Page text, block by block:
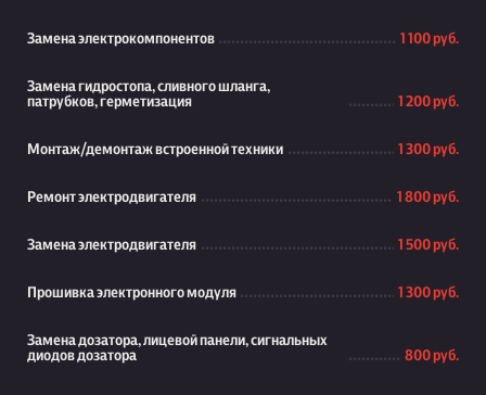
Замена электрокомпонентов 1 100 руб.
Замена гидростопа, сливного шланга,
патрубков, герметизация
1 200 руб.
Монтаж/демонтаж встроенной техники 1 300 руб.
Ремонт электродвигателя 1 800 руб.
Замена электродвигателя 1 500 руб.
Прошивка электронного модуля 1 300 руб.
Замена дозатора, лицевой панели, сигнальных
диодов дозатора
800 руб.